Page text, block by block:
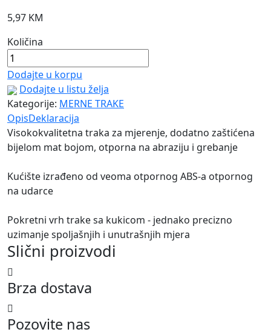
5,97 KM
Količina
Dodajte u korpu
Dodajte u listu želja
Kategorije: MERNE TRAKE
OpisDeklaracija
Visokokvalitetna traka za mjerenje, dodatno zaštićena
bijelom mat bojom, otporna na abraziju i grebanje
Kućište izrađeno od veoma otpornog ABS-a otpornog
na udarce
Pokretni vrh trake sa kukicom - jednako precizno
uzimanje spoljašnjih i unutrašnjih mjera
Slični proizvodi
Brza dostava
Pozovite nas